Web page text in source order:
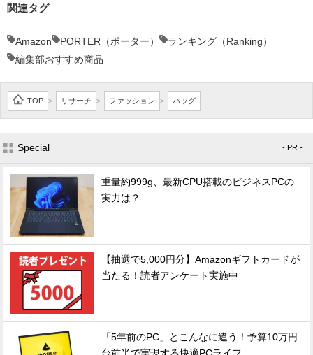
関連タグ
Amazon PORTER（ポーター）
ランキング（Ranking）
編集部おすすめ商品
TOP > リサーチ > ファッション > バッグ
Special - PR -
重量約999g、最新CPU搭載のビジネスPCの
実力は？
【抽選で5,000円分】Amazonギフトカードが
当たる！読者アンケート実施中
「5年前のPC」とこんなに違う！予算10万円